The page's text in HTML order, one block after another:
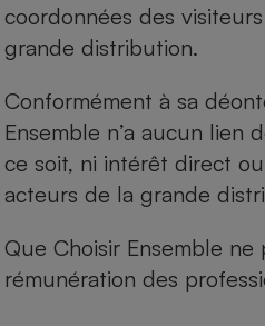
coordonnées des
grande distribution.
Conformément à sa
Ensemble n’a aucun lien
ce soit, ni intérêt direct
acteurs de la grande
Que Choisir Ensemble
rémunération des